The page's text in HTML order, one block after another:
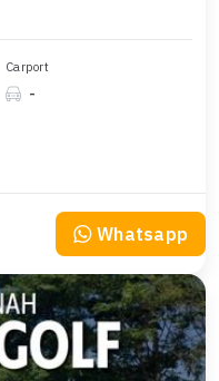
Carport
-
Whatsapp